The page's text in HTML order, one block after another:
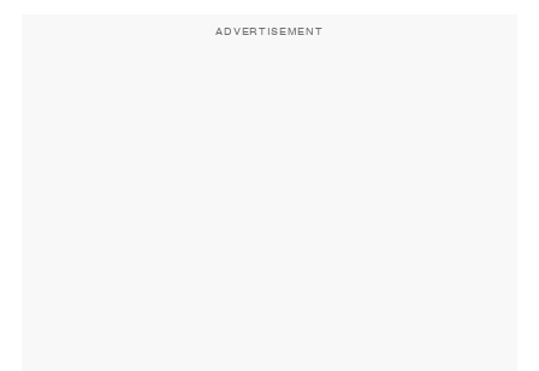
ADVERTISEMENT